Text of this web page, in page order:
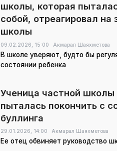
школы, которая
собой, отреагировал на
школы
09.02.2026, 15:00 Акмарал Шаяхметова
В школе уверяют, будто бы
состоянии ребенка
Ученица частной
пыталась покончить с
буллинга
29.01.2026, 14:00 Акмарал Шаяхметова
Ее отец обвиняет руководство